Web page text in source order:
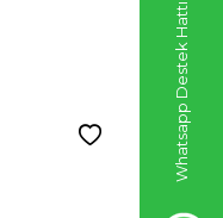
Whatsapp Destek Hattı
YENI